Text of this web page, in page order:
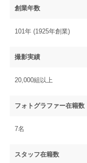
創業年数
101年 (1925年創業)
撮影実績
20,000組以上
フォトグラファー在籍数
7名
スタッフ在籍数